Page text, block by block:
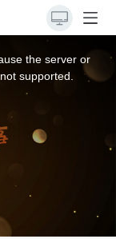
the server or
supported.